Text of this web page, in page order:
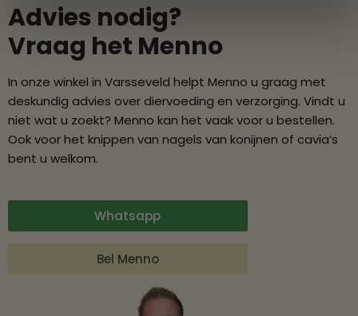
Advies nodig?
Vraag het Menno
In onze winkel in Varsseveld helpt Menno u graag met
deskundig advies over diervoeding en verzorging. Vindt u
niet wat u zoekt? Menno kan het vaak voor u bestellen.
Ook voor het knippen van nagels van konijnen of cavia’s
bent u welkom.
Whatsapp
Bel Menno